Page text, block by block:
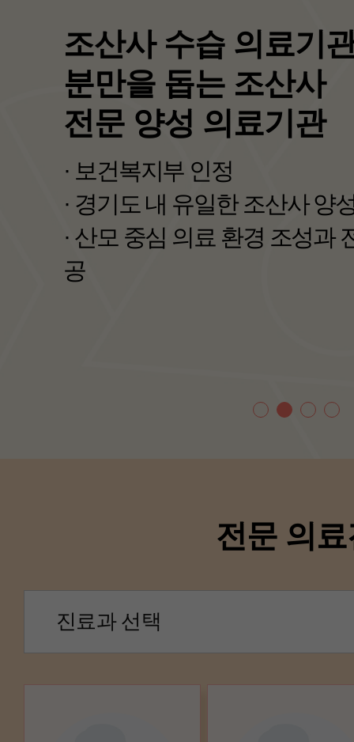
보건복지부 선정
<포괄 2차 종합병원>
· 지역 필수의료를 책임지는
· 지역완결적 필수의료체계 구
자세히보기
전문 의료